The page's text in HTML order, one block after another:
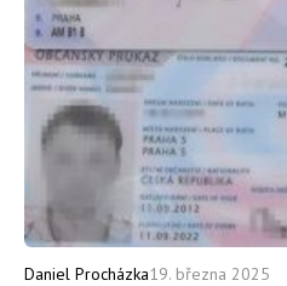
Daniel Procházka19. března 2025